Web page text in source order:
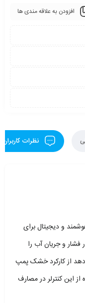
افزودن به علاقه مندی ها
نظرات کاربران
۵۱۷۰ یک کنترلر هوشمند و دیجیتال برای
و جریان آب را
از کارکرد خشک پمپ
از این کنترلر در مصارف